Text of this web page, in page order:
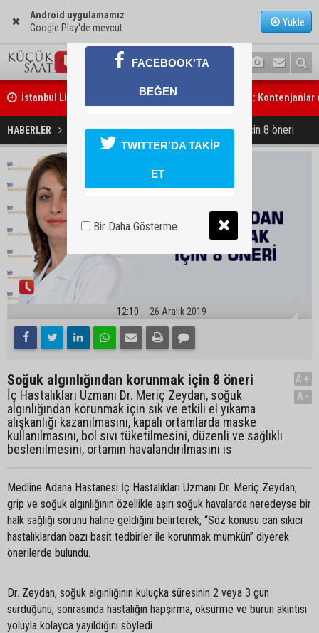
Android uygulamamız
Google Play'de mevcut
Yükle
İstanbul Lider Kolejleri Adana Kampüsü’ne yoğun ilgi: Kontenjanlar
üzere
Göçükte hayatını kaybeden işçinin cenazesi ailesine teslim edildi
HABERLER YAŞAM Soğuk algınlığından korunmak için 8 öneri
12:10 26 Aralık 2019
Soğuk algınlığından korunmak için 8 öneri
İç Hastalıkları Uzmanı Dr. Meriç Zeydan, soğuk
algınlığından korunmak için sık ve etkili el yıkama
alışkanlığı kazanılmasını, kapalı ortamlarda maske
kullanılmasını, bol sıvı tüketilmesini, düzenli ve sağlıklı
beslenilmesini, ortamın havalandırılmasını is
A+
A-
Medline Adana Hastanesi İç Hastalıkları Uzmanı Dr. Meriç Zeydan,
grip ve soğuk algınlığının özellikle aşırı soğuk havalarda neredeyse bir
halk sağlığı sorunu haline geldiğini belirterek, “Söz konusu can sıkıcı
hastalıklardan bazı basit tedbirler ile korunmak mümkün” diyerek
önerilerde bulundu.
Dr. Zeydan, soğuk algınlığının kuluçka süresinin 2 veya 3 gün
sürdüğünü, sonrasında hastalığın hapşırma, öksürme ve burun akıntısı
yoluyla kolayca yayıldığını söyledi.
FACEBOOK'TA
BEĞEN
TWITTER'DA TAKİP
ET
Bir Daha Gösterme